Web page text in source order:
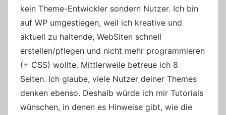
kein Theme-Entwickler sondern Nutzer. Ich bin
auf WP umgestiegen, weil ich kreative und
aktuell zu haltende, WebSiten schnell
erstellen/pflegen und nicht mehr programmieren
(+ CSS) wollte. Mittlerweile betreue ich 8
Seiten. Ich glaube, viele Nutzer deiner Themes
denken ebenso. Deshalb würde ich mir Tutorials
wünschen, in denen es Hinweise gibt, wie die